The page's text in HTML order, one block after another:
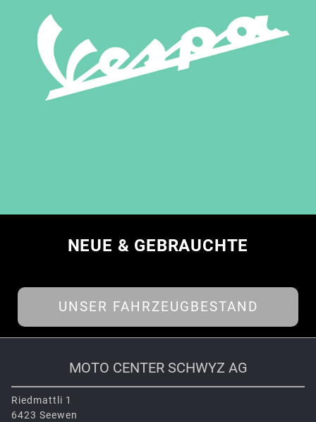
NEUE & GEBRAUCHTE
UNSER FAHRZEUGBESTAND
MOTO CENTER SCHWYZ AG
Riedmattli 1
6423 Seewen